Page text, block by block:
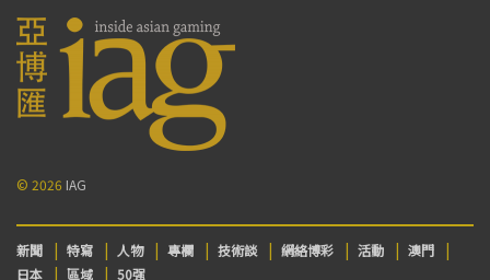
© 2026 IAG
新聞 特寫 人物 專欄 技術談 網絡博彩 活動
澳門
日本
區域 50强